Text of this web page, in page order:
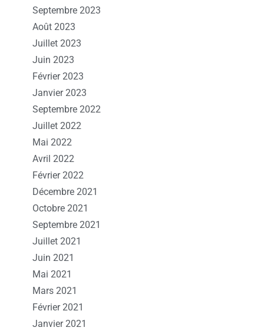
Septembre 2023
Août 2023
Juillet 2023
Juin 2023
Février 2023
Janvier 2023
Septembre 2022
Juillet 2022
Mai 2022
Avril 2022
Février 2022
Décembre 2021
Octobre 2021
Septembre 2021
Juillet 2021
Juin 2021
Mai 2021
Mars 2021
Février 2021
Janvier 2021